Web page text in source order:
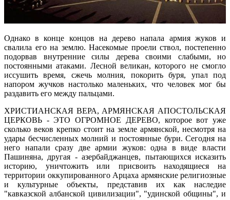
Однако в конце концов на дерево напала армия жуков и
свалила его на землю. Насекомые проели ствол, постепенно
подорвав внутренние силы дерева своими слабыми, но
постоянными атаками. Лесной великан, которого не смогло
иссушить время, сжечь молния, покорить буря, упал под
напором жучков настолько маленьких, что человек мог бы
раздавить его между пальцами.
ХРИСТИАНСКАЯ ВЕРА, АРМЯНСКАЯ АПОСТОЛЬСКАЯ
ЦЕРКОВЬ - ЭТО ОГРОМНОЕ ДЕРЕВО, которое вот уже
сколько веков крепко стоит на земле армянской, несмотря на
удары бесчисленных молний и постоянные бури. Сегодня на
него напали сразу две армии жуков: одна в виде власти
Пашиняна, другая - азербайджанцев, пытающихся исказить
историю, уничтожить или присвоить находящиеся на
территории оккупированного Арцаха армянские религиозные
и культурные объекты, представив их как наследие
"кавказской албанской цивилизации", "удинской общины", и